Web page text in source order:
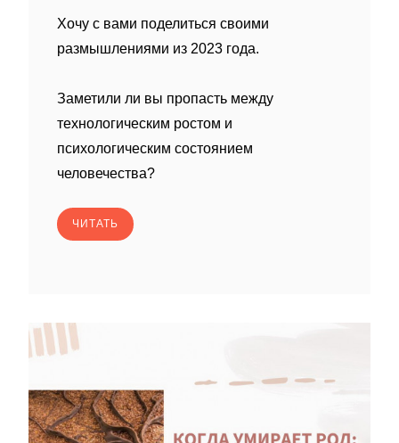
Хочу с вами поделиться своими
размышлениями из 2023 года.
Заметили ли вы пропасть между
технологическим ростом и
психологическим состоянием
человечества?
ЧИТАТЬ